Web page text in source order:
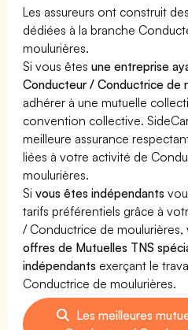
Les assureurs ont construit
dédiées à la branche
moulurières.
Si vous êtesune entreprise
Conducteur / Conductrice de
adhérer à une mutuelle
convention collective.
meilleure assurance
liées à votre activité de
moulurières.
Sivous êtes indépendants
tarifs préférentiels grâce à
/ Conductrice de
offres de Mutuelles TNS
indépendants exerçant le
Conductrice de moulurières.
Les meilleures